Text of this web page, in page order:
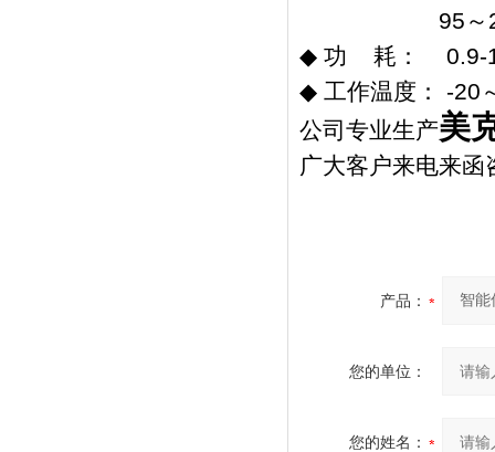
95～265V
◆ 功 耗： 0.9-
◆ 工作温度： -20
公司专业生产美
广大客户来电来函
产品：
您的单位：
您的姓名：